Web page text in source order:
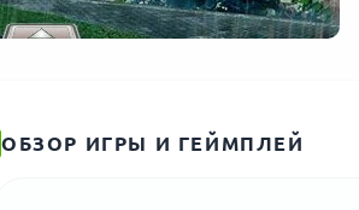
ОБЗОР ИГРЫ И ГЕЙМПЛЕЙ